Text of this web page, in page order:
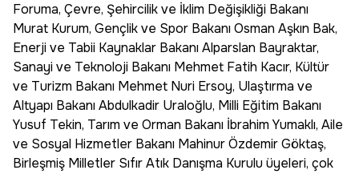
Foruma, Çevre, Şehircilik ve İklim Değişikliği Bakanı
Murat Kurum, Gençlik ve Spor Bakanı Osman Aşkın Bak,
Enerji ve Tabii Kaynaklar Bakanı Alparslan Bayraktar,
Sanayi ve Teknoloji Bakanı Mehmet Fatih Kacır, Kültür
ve Turizm Bakanı Mehmet Nuri Ersoy, Ulaştırma ve
Altyapı Bakanı Abdulkadir Uraloğlu, Milli Eğitim Bakanı
Yusuf Tekin, Tarım ve Orman Bakanı İbrahim Yumaklı, Aile
ve Sosyal Hizmetler Bakanı Mahinur Özdemir Göktaş,
Birleşmiş Milletler Sıfır Atık Danışma Kurulu üyeleri, çok